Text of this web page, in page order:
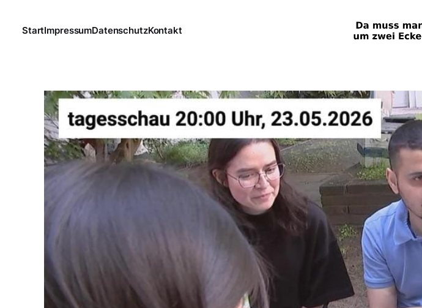
StartImpressumDatenschutzKontakt